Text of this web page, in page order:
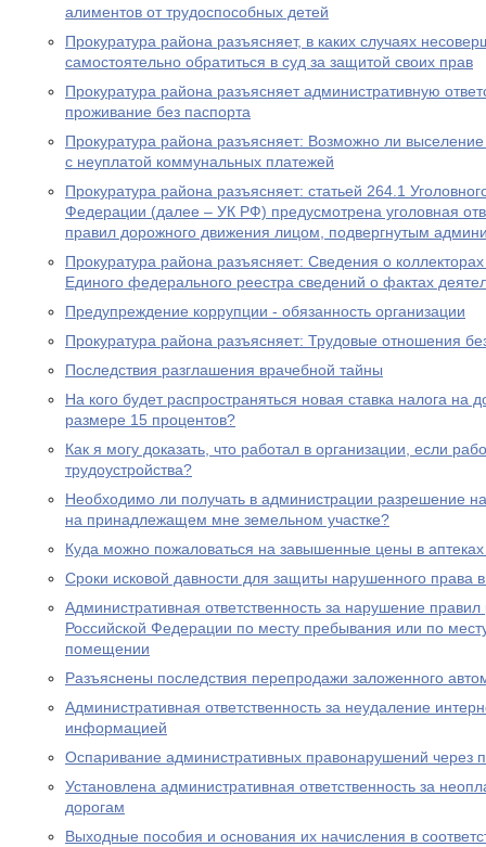
алиментов от трудоспособных детей
Прокуратура района разъясняет, в каких случаях
самостоятельно обратиться в суд за защитой своих прав
Прокуратура района разъясняет административную
проживание без паспорта
Прокуратура района разъясняет: Возможно ли
с неуплатой коммунальных платежей
Прокуратура района разъясняет: статьей 264.1
Федерации (далее – УК РФ) предусмотрена уголовная
правил дорожного движения лицом, подвергнутым
Прокуратура района разъясняет: Сведения о
Единого федерального реестра сведений о фактах
Предупреждение коррупции - обязанность организации
Прокуратура района разъясняет: Трудовые отношения
Последствия разглашения врачебной тайны
На кого будет распространяться новая ставка налога на
размере 15 процентов?
Как я могу доказать, что работал в организации, если
трудоустройства?
Необходимо ли получать в администрации разрешение
на принадлежащем мне земельном участке?
Куда можно пожаловаться на завышенные цены в
Сроки исковой давности для защиты нарушенного права
Административная ответственность за нарушение
Российской Федерации по месту пребывания или по
помещении
Разъяснены последствия перепродажи заложенного
Административная ответственность за неудаление
информацией
Оспаривание административных правонарушений через
Установлена административная ответственность за
дорогам
Выходные пособия и основания их начисления в